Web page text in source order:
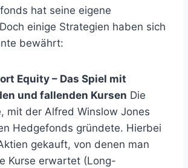
hat seine eigene
einige Strategien haben sich
bewährt:
Equity – Das Spiel mit
und fallenden Kursen Die
mit der Alfred Winslow Jones
Hedgefonds gründete. Hierbei
gekauft, von denen man
Kurse erwartet (Long-